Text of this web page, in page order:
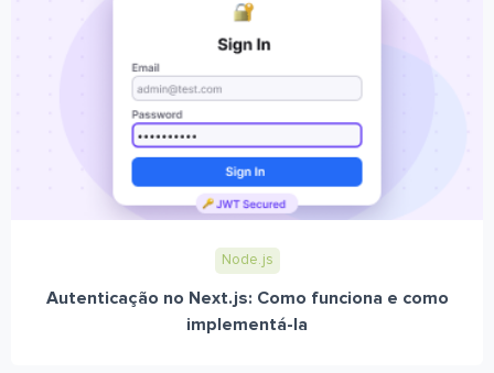
Node.js
Autenticação no Next.js: Como funciona e como
implementá-la